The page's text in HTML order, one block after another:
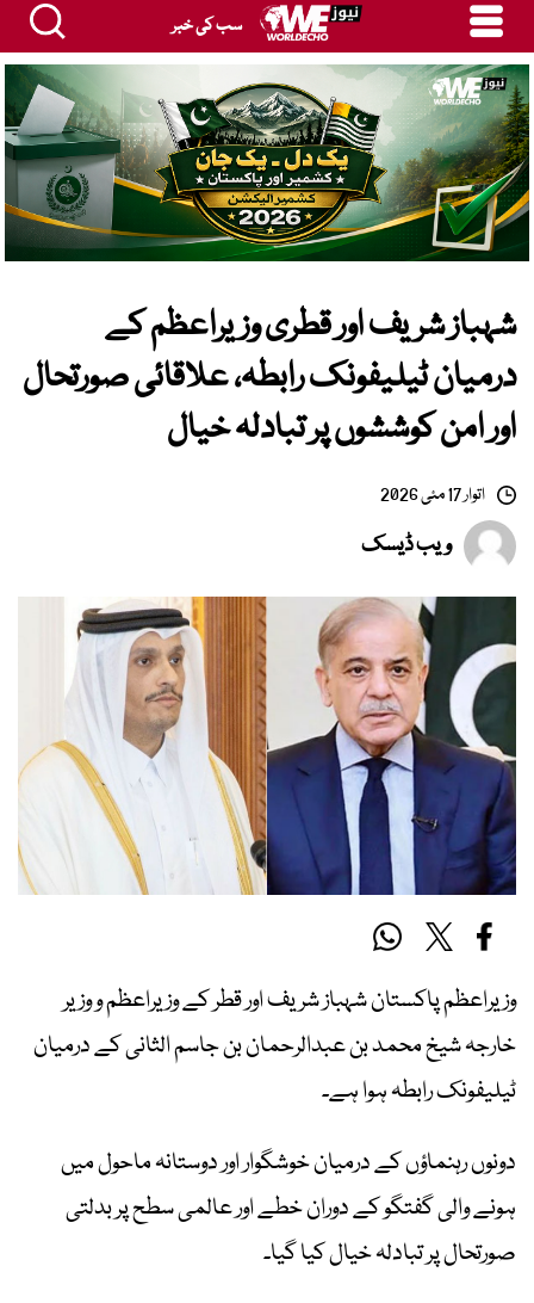
سب کی خبر
شہباز شریف اور قطری وزیراعظم کے
درمیان ٹیلیفونک رابطہ، علاقائی صورتحال
اور امن کوششوں پر تبادلہ خیال
اتوار 17 مئی 2026
ویب ڈیسک
وزیراعظم پاکستان شہباز شریف اور قطر کے وزیراعظم و وزیر
خارجہ شیخ محمد بن عبدالرحمان بن جاسم الثانی کے درمیان
ٹیلیفونک رابطہ ہوا ہے۔
دونوں رہنماؤں کے درمیان خوشگوار اور دوستانہ ماحول میں
ہونے والی گفتگو کے دوران خطے اور عالمی سطح پر بدلتی
صورتحال پر تبادلہ خیال کیا گیا۔